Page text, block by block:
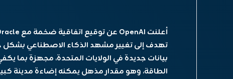
تهدف إلى تغيير مشهد الذكاء الاصطناعي بشكل
الطاقة، وهو مقدار مذهل يمكنه إضاءة مدينة